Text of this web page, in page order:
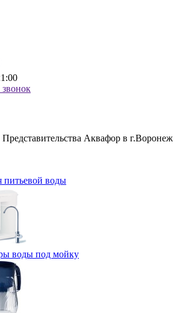
звонок
Аквафор в г.Воронеж
питьевой воды
воды под мойку